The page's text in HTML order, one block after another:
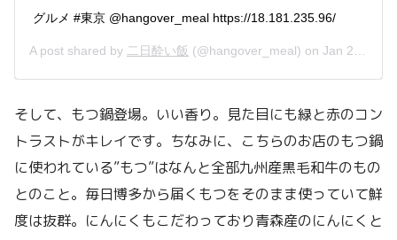
グルメ #東京 @hangover_meal https://18.181.235.96/
A post shared by 二日酔い飯 (@hangover_meal) on Jan 22, 2019 at 7:15pm PST
そして、もつ鍋登場。いい香り。見た目にも緑と赤のコン
トラストがキレイです。ちなみに、こちらのお店のもつ鍋
に使われている”もつ”はなんと全部九州産黒毛和牛のもの
とのこと。毎日博多から届くもつをそのまま使っていて鮮
度は抜群。にんにくもこだわっており青森産のにんにくと